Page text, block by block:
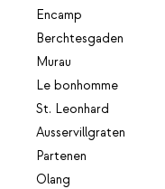
Encamp
Berchtesgaden
Murau
Le bonhomme
St. Leonhard
Ausservillgraten
Partenen
Olang